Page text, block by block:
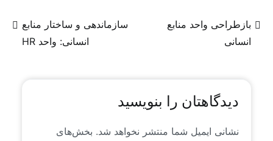
از روندها و سیگنال‌های موجود در فضای جهانی منابع
انسانی است که خاص رایان راهبرد است. این محتواها
بازطراحی واحد منابع
انسانی
سازماندهی و ساختار منابع
انسانی: واحد HR
دیدگاهتان را بنویسید
نشانی ایمیل شما منتشر نخواهد شد. بخش‌های